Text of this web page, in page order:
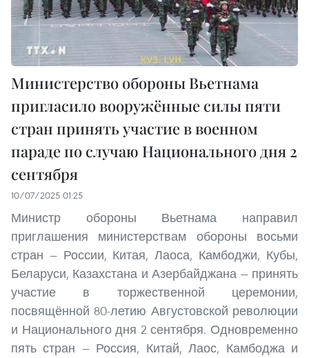
Министерство обороны Вьетнама
пригласило вооружённые силы пяти
стран принять участие в военном
параде по случаю Национального дня 2
сентября
10/07/2025 01:25
Министр обороны Вьетнама направил
приглашения министерствам обороны восьми
стран — России, Китая, Лаоса, Камбоджи, Кубы,
Беларуси, Казахстана и Азербайджана — принять
участие в торжественной церемонии,
посвящённой 80-летию Августовской революции
и Национального дня 2 сентября. Одновременно
пять стран — Россия, Китай, Лаос, Камбоджа и